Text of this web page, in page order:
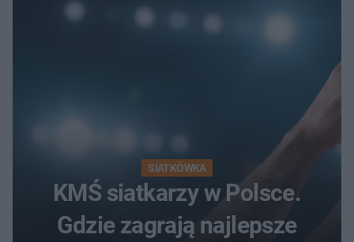
SIATKÓWKA
KMŚ siatkarzy w Polsce.
Gdzie zagrają najlepsze